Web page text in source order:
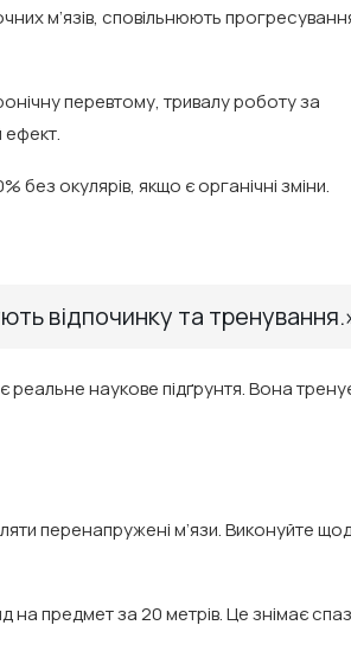
м’язів, сповільнюють
перевтому, тривалу роботу за
ефект.
окулярів, якщо є органічні зміни.
відпочинку та
реальне наукове підґрунтя. Вона
перенапружені м’язи. Виконуйте
на предмет за 20 метрів. Це знімає